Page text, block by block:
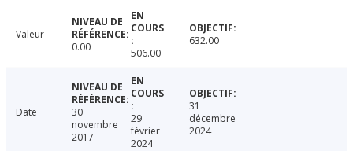
Valeur
0.00
506.00
632.00
Date
30
novembre
2017
29
février
2024
31
décembre
2024